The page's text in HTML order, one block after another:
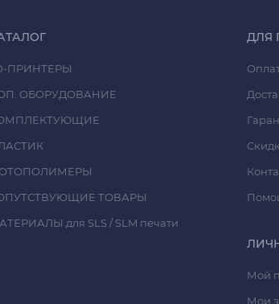
ПРИНТЕРЫ
ОБОРУДОВАНИЕ
ТОВАРЫ
для SLS / SLM печати
ДЛЯ
Мой
Мои